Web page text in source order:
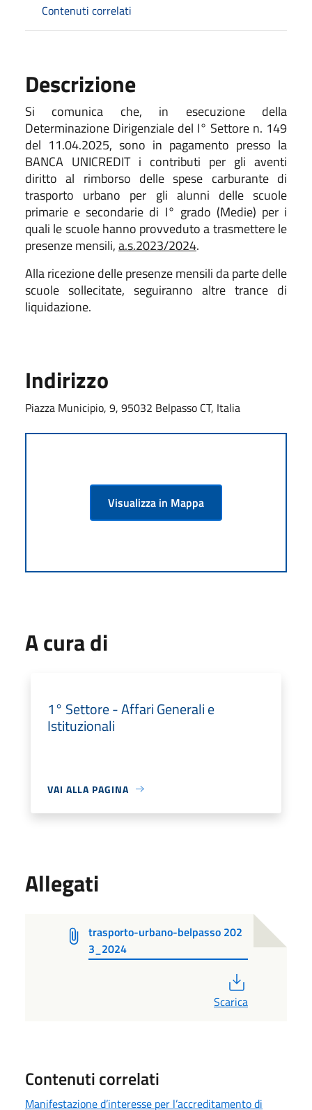
Contenuti correlati
Descrizione
Si comunica che, in esecuzione della
Determinazione Dirigenziale del I° Settore n. 149
del 11.04.2025, sono in pagamento presso la
BANCA UNICREDIT i contributi per gli aventi
diritto al rimborso delle spese carburante di
trasporto urbano per gli alunni delle scuole
primarie e secondarie di I° grado (Medie) per i
quali le scuole hanno provveduto a trasmettere le
presenze mensili,a.s.2023/2024.
Alla ricezione delle presenze mensili da parte delle
scuole sollecitate, seguiranno altre trance di
liquidazione.
Indirizzo
Piazza Municipio, 9, 95032 Belpasso CT, Italia
Visualizza in Mappa
A cura di
1° Settore - Affari Generali e
Istituzionali
VAI ALLA PAGINA
Allegati
trasporto-urbano-belpasso 202
3_2024
Scarica
Contenuti correlati
Manifestazione d’interesse per l’accreditamento di